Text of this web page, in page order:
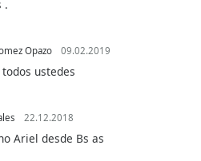
.
Opazo 09.02.2019
ustedes
22.12.2018
Ariel desde Bs as